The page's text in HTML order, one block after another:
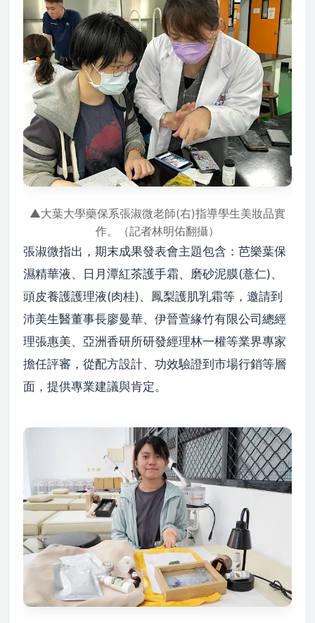
▲大葉大學藥保系張淑微老師(右)指導學生美妝品實
作。（記者林明佑翻攝）
張淑微指出，期末成果發表會主題包含：芭樂葉保
濕精華液、日月潭紅茶護手霜、磨砂泥膜(薏仁)、
頭皮養護護理液(肉桂)、鳳梨護肌乳霜等，邀請到
沛美生醫董事長廖曼華、伊晉萱緣竹有限公司總經
理張惠美、亞洲香研所研發經理林一權等業界專家
擔任評審，從配方設計、功效驗證到市場行銷等層
面，提供專業建議與肯定。